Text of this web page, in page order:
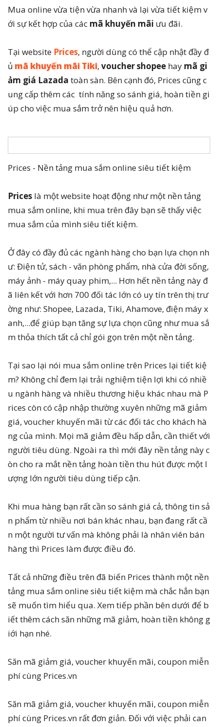
Mua online vừa tiện vừa nhanh và lại vừa tiết kiệm v
ới sự kết hợp của các mã khuyến mãi ưu đãi.
Tại website Prices, người dùng có thể cập nhật đầy đ
ủ mã khuyến mãi Tiki, voucher shopee hay mã gi
ảm giá Lazada toàn sàn. Bên cạnh đó, Prices cũng c
ung cấp thêm các tính năng so sánh giá, hoàn tiền gi
úp cho việc mua sắm trở nên hiệu quả hơn.
Prices - Nền tảng mua sắm online siêu tiết kiệm
Prices là một website hoạt động như một nền tảng
mua sắm online, khi mua trên đây bạn sẽ thấy việc
mua sắm của mình siêu tiết kiệm.
Ở đây có đầy đủ các ngành hàng cho bạn lựa chọn nh
ư: Điện tử, sách - văn phòng phẩm, nhà cửa đời sống,
máy ảnh - máy quay phim,... Hơn hết nền tảng này đ
ã liên kết với hơn 700 đối tác lớn có uy tín trên thị trư
ờng như: Shopee, Lazada, Tiki, Ahamove, điện máy x
anh,...để giúp bạn tăng sự lựa chọn cũng như mua sắ
m thỏa thích tất cả chỉ gói gọn trên một nền tảng.
Tại sao lại nói mua sắm online trên Prices lại tiết kiệ
m? Không chỉ đem lại trải nghiệm tiện lợi khi có nhiề
u ngành hàng và nhiều thương hiệu khác nhau mà P
rices còn có cập nhập thường xuyên những mã giảm
giá, voucher khuyến mãi từ các đối tác cho khách hà
ng của mình. Mọi mã giảm đều hấp dẫn, cần thiết với
người tiêu dùng. Ngoài ra thì mới đây nền tảng này c
òn cho ra mắt nền tảng hoàn tiền thu hút được một l
ượng lớn người tiêu dùng tiếp cận.
Khi mua hàng bạn rất cần so sánh giá cả, thông tin sả
n phẩm từ nhiều nơi bán khác nhau, bạn đang rất cầ
n một người tư vấn mà không phải là nhân viên bán
hàng thì Prices làm được điều đó.
Tất cả những điều trên đã biến Prices thành một nền
tảng mua sắm online siêu tiết kiệm mà chắc hẳn bạn
sẽ muốn tìm hiểu qua. Xem tiếp phần bên dưới để b
iết thêm cách săn những mã giảm, hoàn tiền không g
iới hạn nhé.
Săn mã giảm giá, voucher khuyến mãi, coupon miễn
phí cùng Prices.vn
Săn mã giảm giá, voucher khuyến mãi, coupon miễn
phí cùng Prices.vn rất đơn giản. Đối với việc phải can